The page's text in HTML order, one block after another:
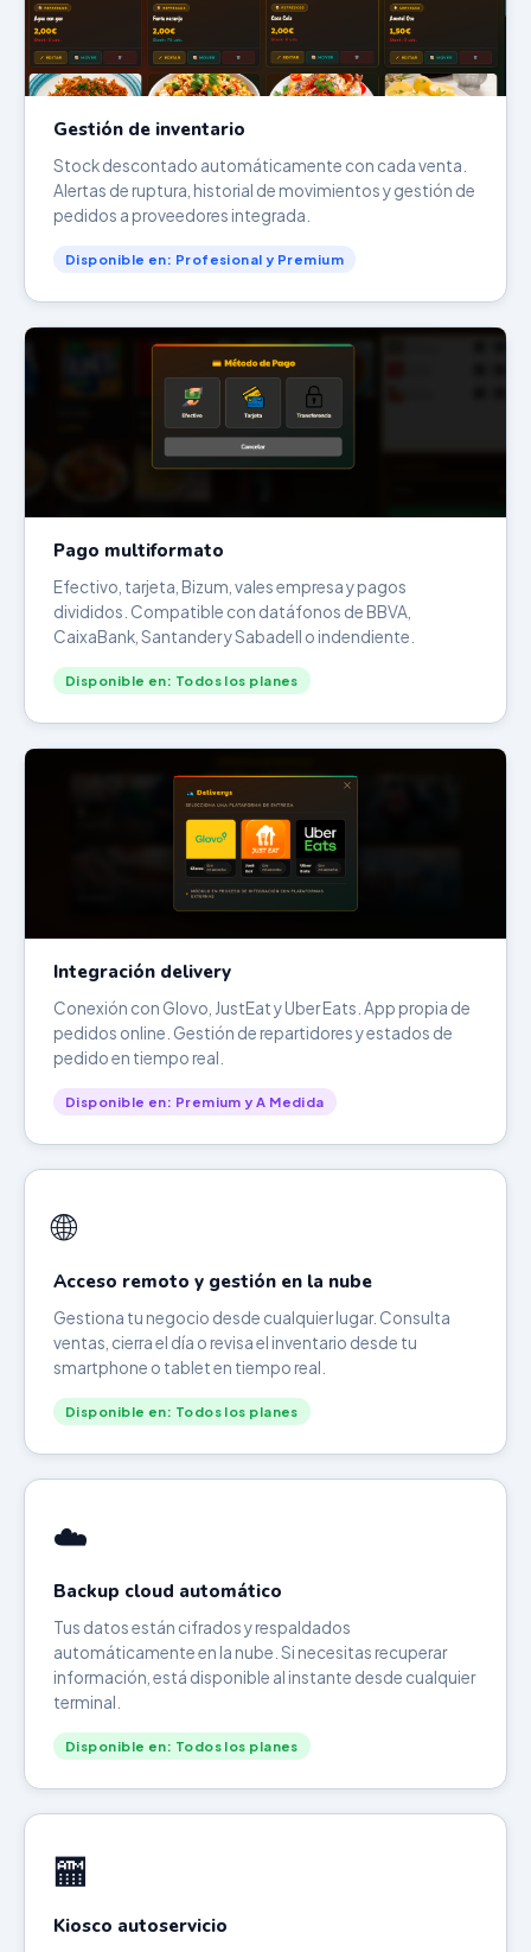
Gestión de inventario
Stock descontado automáticamente con cada venta.
Alertas de ruptura, historial de movimientos y gestión de
pedidos a proveedores integrada.
Disponible en: Profesional y Premium
Pago multiformato
Efectivo, tarjeta, Bizum, vales empresa y pagos
divididos. Compatible con datáfonos de BBVA,
CaixaBank, Santander y Sabadell o indendiente.
Disponible en: Todos los planes
Integración delivery
Conexión con Glovo, JustEat y Uber Eats. App propia de
pedidos online. Gestión de repartidores y estados de
pedido en tiempo real.
Disponible en: Premium y A Medida
🌐
Acceso remoto y gestión en la nube
Gestiona tu negocio desde cualquier lugar. Consulta
ventas, cierra el día o revisa el inventario desde tu
smartphone o tablet en tiempo real.
Disponible en: Todos los planes
☁️
Backup cloud automático
Tus datos están cifrados y respaldados
automáticamente en la nube. Si necesitas recuperar
información, está disponible al instante desde cualquier
terminal.
Disponible en: Todos los planes
🏧
Kiosco autoservicio